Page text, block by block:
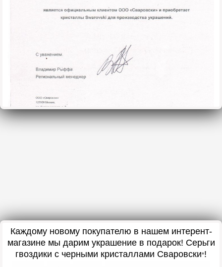
Каждому новому покупателю в нашем интерент-
магазине мы дарим украшение в подарок! Серьги
гвоздики с черными кристаллами Сваровски*!